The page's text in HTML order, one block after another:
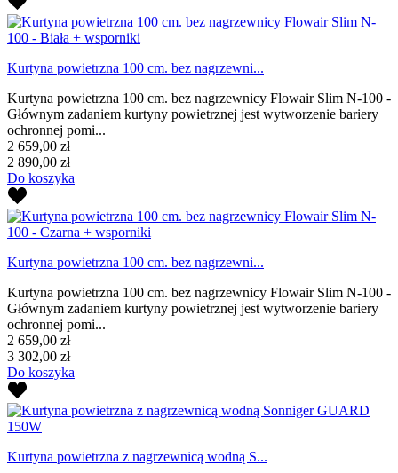
Kurtyna powietrzna 100 cm. bez nagrzewni...
Kurtyna powietrzna 100 cm. bez nagrzewnicy Flowair Slim N-100 -
Głównym zadaniem kurtyny powietrznej jest wytworzenie bariery
ochronnej pomi...
2 659,00 zł
2 890,00 zł
Do koszyka
Kurtyna powietrzna 100 cm. bez nagrzewni...
Kurtyna powietrzna 100 cm. bez nagrzewnicy Flowair Slim N-100 -
Głównym zadaniem kurtyny powietrznej jest wytworzenie bariery
ochronnej pomi...
2 659,00 zł
3 302,00 zł
Do koszyka
Kurtyna powietrzna z nagrzewnicą wodną S...